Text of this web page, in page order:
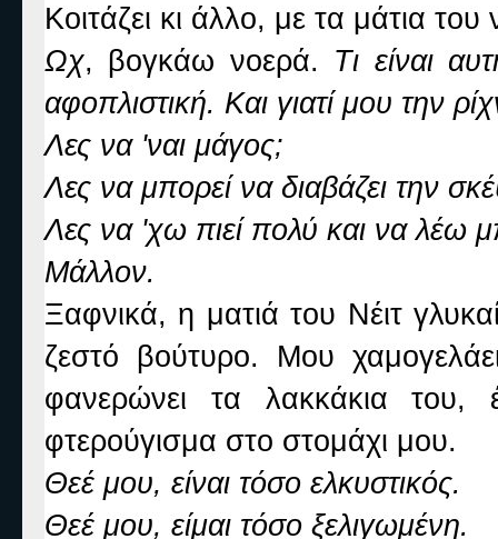
Κοιτάζει κι άλλο, με τα μάτια
Ωχ, βογκάω νοερά. Τι είναι
αφοπλιστική. Και γιατί μου την
Λες να 'ναι μάγος;
Λες να μπορεί να διαβάζει την
Λες να 'χω πιεί πολύ και να λέω
Μάλλον.
Ξαφνικά, η ματιά του Νέιτ
ζεστό βούτυρο. Μου
φανερώνει τα λακκάκια
φτερούγισμα στο στομάχι μου.
Θεέ μου, είναι τόσο ελκυστικός.
Θεέ μου, είμαι τόσο ξελιγωμένη.